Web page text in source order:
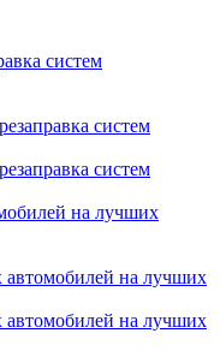
систем
систем
систем
на лучших
на лучших
на лучших